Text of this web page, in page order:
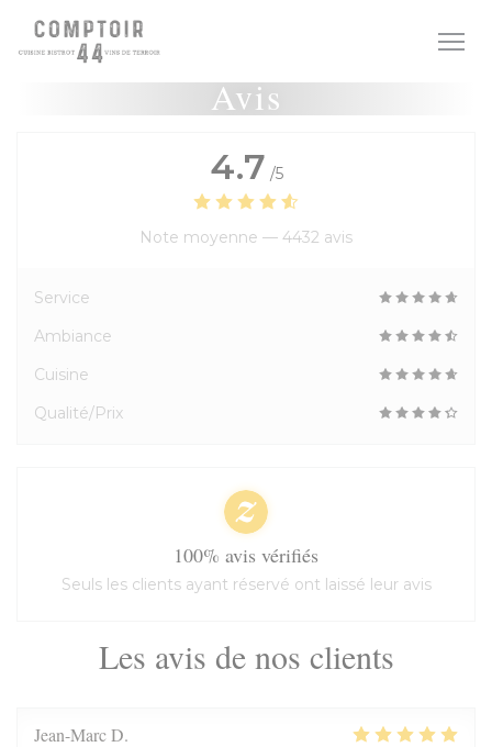
Personnalisation de vos choix en matière de cookies
Avis
Les avis de nos clients
Jean-MarcD
4.7 /5
Note moyenne — 4432 avis
Service
Ambiance
Cuisine
Qualité/Prix
100% avis vérifiés
Seuls les clients ayant réservé ont laissé leur avis